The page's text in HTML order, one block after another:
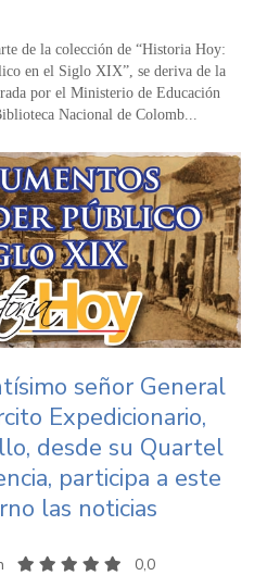
de la colección de “Historia Hoy:
en el Siglo XIX”, se deriva de la
por el Ministerio de Educación
Nacional de Colomb...
señor General
Expedicionario,
desde su Quartel
participa a este
las noticias
0,0